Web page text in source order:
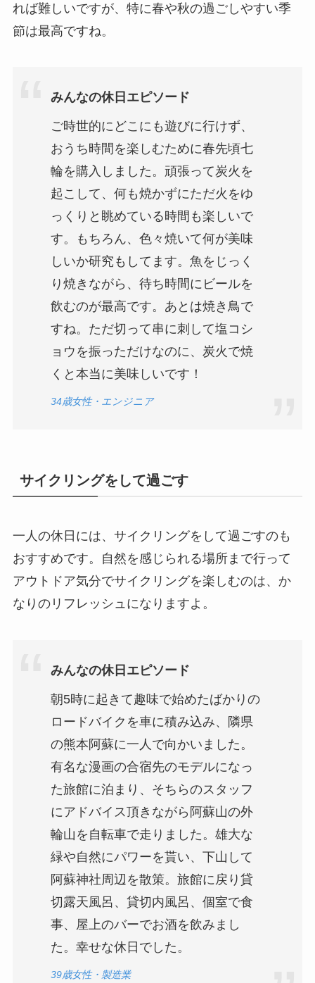
れば難しいですが、特に春や秋の過ごしやすい季
節は最高ですね。
みんなの休日エピソード
ご時世的にどこにも遊びに行けず、
おうち時間を楽しむために春先頃七
輪を購入しました。頑張って炭火を
起こして、何も焼かずにただ火をゆ
っくりと眺めている時間も楽しいで
す。もちろん、色々焼いて何が美味
しいか研究もしてます。魚をじっく
り焼きながら、待ち時間にビールを
飲むのが最高です。あとは焼き鳥で
すね。ただ切って串に刺して塩コシ
ョウを振っただけなのに、炭火で焼
くと本当に美味しいです！
34歳女性・エンジニア
サイクリングをして過ごす
一人の休日には、サイクリングをして過ごすのも
おすすめです。自然を感じられる場所まで行って
アウトドア気分でサイクリングを楽しむのは、か
なりのリフレッシュになりますよ。
みんなの休日エピソード
朝5時に起きて趣味で始めたばかりの
ロードバイクを車に積み込み、隣県
の熊本阿蘇に一人で向かいました。
有名な漫画の合宿先のモデルになっ
た旅館に泊まり、そちらのスタッフ
にアドバイス頂きながら阿蘇山の外
輪山を自転車で走りました。雄大な
緑や自然にパワーを貰い、下山して
阿蘇神社周辺を散策。旅館に戻り貸
切露天風呂、貸切内風呂、個室で食
事、屋上のバーでお酒を飲みまし
た。幸せな休日でした。
39歳女性・製造業